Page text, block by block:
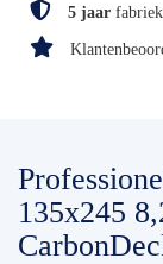
5 jaar
135x245